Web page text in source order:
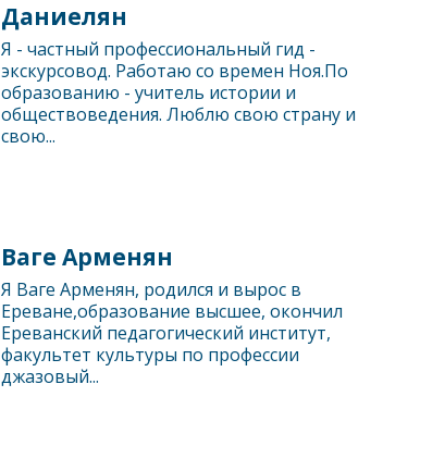
Даниелян
Я - частный профессиональный гид -
экскурсовод. Работаю со времен Ноя.По
образованию - учитель истории и
обществоведения. Люблю свою страну и
свою...
Ваге Арменян
Я Ваге Арменян, родился и вырос в
Ереване,образование высшее, окончил
Ереванский педагогический институт,
факультет культуры по профессии
джазовый...